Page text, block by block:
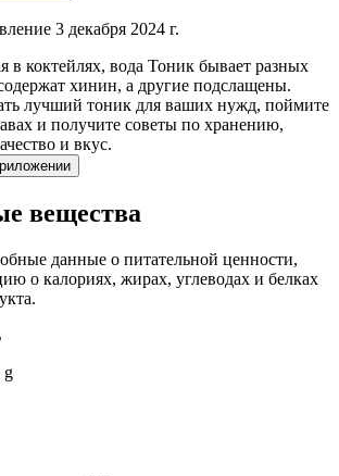
3 декабря 2024 г.
в коктейлях, вода Тоник бывает разных
хинин, а другие подслащены.
лучший тоник для ваших нужд, поймите
и получите советы по хранению,
и вкус.
вещества
данные о питательной ценности,
о калориях, жирах, углеводах и белках
g